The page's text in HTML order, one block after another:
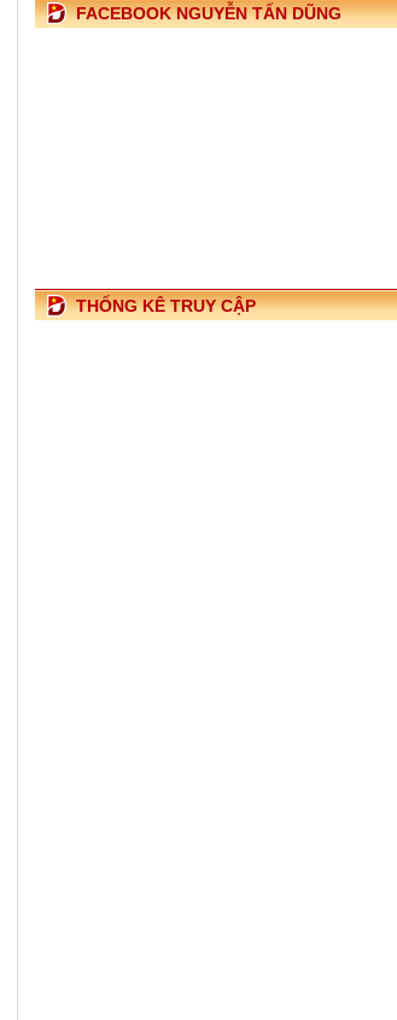
FACEBOOK NGUYỄN TẤN DŨNG
THỐNG KÊ TRUY CẬP